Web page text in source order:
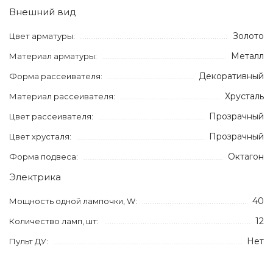
Внешний вид
Цвет арматуры: Золото
Материал арматуры: Металл
Форма рассеивателя: Декоративный
Материал рассеивателя: Хрусталь
Цвет рассеивателя: Прозрачный
Цвет хрусталя: Прозрачный
Форма подвеса: Октагон
Электрика
Мощность одной лампочки, W: 40
Количество ламп, шт: 12
Пульт ДУ: Нет